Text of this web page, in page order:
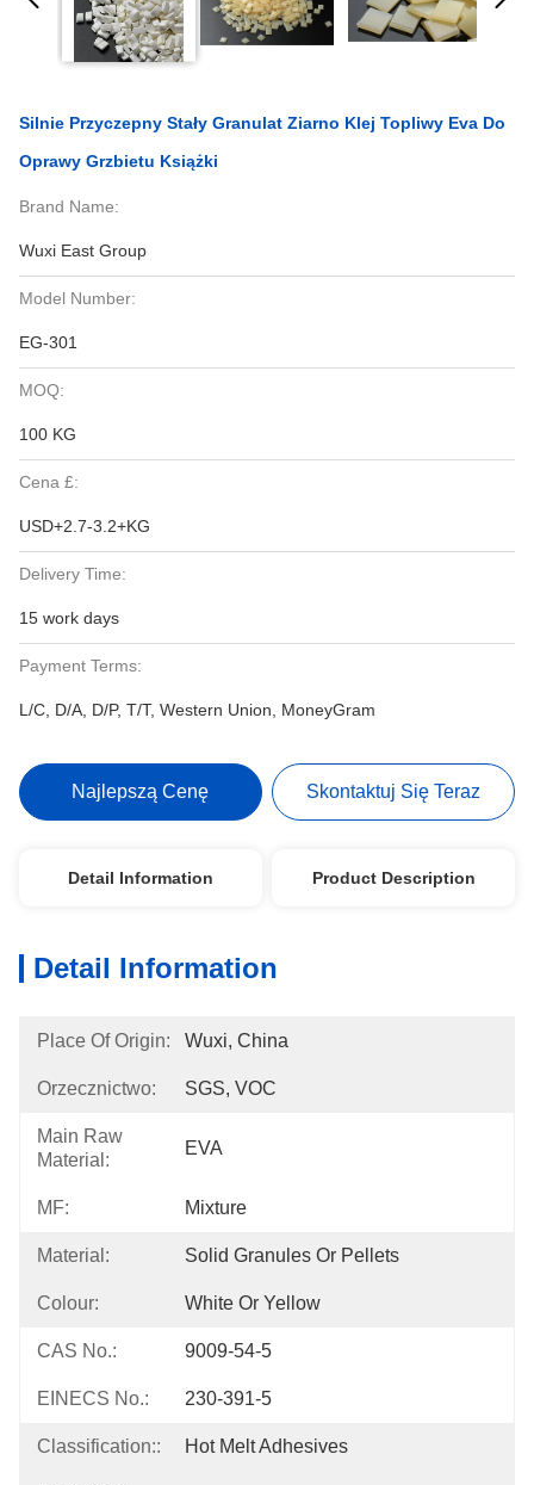
Silnie Przyczepny Stały Granulat Ziarno Klej Topliwy Eva Do
Oprawy Grzbietu Książki
Brand Name:
Wuxi East Group
Model Number:
EG-301
MOQ:
100 KG
Cena £:
USD+2.7-3.2+KG
Delivery Time:
15 work days
Payment Terms:
L/C, D/A, D/P, T/T, Western Union, MoneyGram
Najlepszą Cenę Skontaktuj Się Teraz
Detail Information Product Description
Detail Information
Place Of Origin: Wuxi, China
Orzecznictwo: SGS, VOC
Main Raw
Material:
EVA
MF: Mixture
Material: Solid Granules Or Pellets
Colour: White Or Yellow
CAS No.: 9009-54-5
EINECS No.: 230-391-5
Classification:: Hot Melt Adhesives